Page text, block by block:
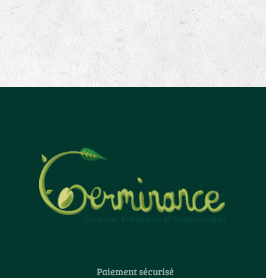
Paiement sécurisé